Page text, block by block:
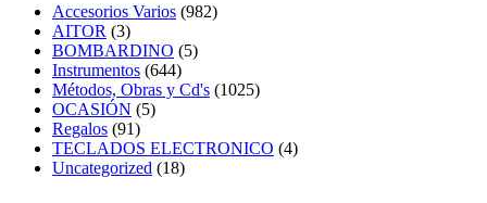
Accesorios Varios (982)
AITOR (3)
BOMBARDINO (5)
Instrumentos (644)
Métodos, Obras y Cd's (1025)
OCASIÓN (5)
Regalos (91)
TECLADOS ELECTRONICO (4)
Uncategorized (18)